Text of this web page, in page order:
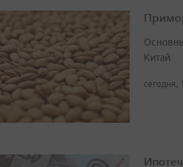
Китай
сегодня,